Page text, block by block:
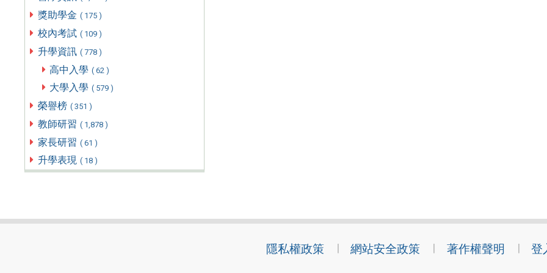
獎助學金 ( 175 )
校內考試 ( 109 )
升學資訊 ( 778 )
高中入學 ( 62 )
大學入學 ( 579 )
榮譽榜 ( 351 )
教師研習 ( 1,878 )
家長研習 ( 61 )
升學表現 ( 18 )
隱私權政策 網站安全政策 著作權聲明 登